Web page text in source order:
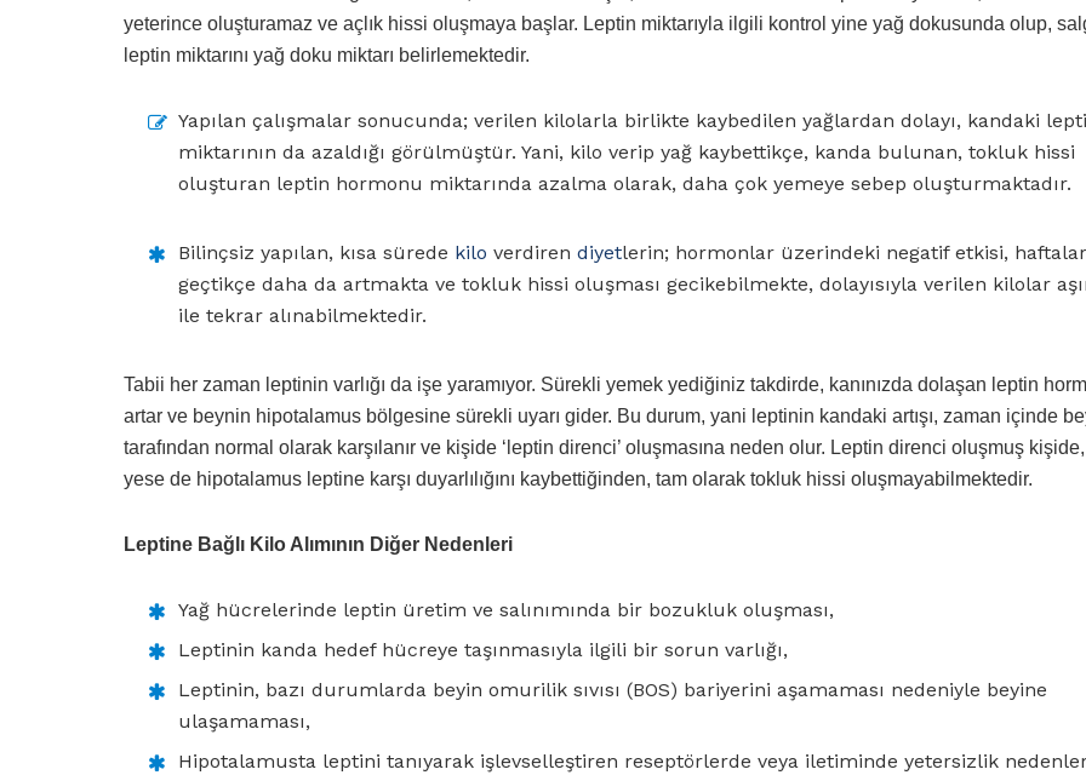
yeterince oluşturamaz ve açlık hissi oluşmaya başlar. Leptin miktarıyla ilgili kontrol yine yağ dokusunda olup,
leptin miktarını yağ doku miktarı belirlemektedir.
Yapılan çalışmalar sonucunda; verilen kilolarla birlikte kaybedilen yağlardan dolayı, kandaki
miktarının da azaldığı görülmüştür. Yani, kilo verip yağ kaybettikçe, kanda bulunan, tokluk hissi
oluşturan leptin hormonu miktarında azalma olarak, daha çok yemeye sebep oluşturmaktadır.
Bilinçsiz yapılan, kısa sürede kilo verdiren diyetlerin; hormonlar üzerindeki negatif etkisi, haftalar
geçtikçe daha da artmakta ve tokluk hissi oluşması gecikebilmekte, dolayısıyla verilen kilolar
ile tekrar alınabilmektedir.
Tabii her zaman leptinin varlığı da işe yaramıyor. Sürekli yemek yediğiniz takdirde, kanınızda dolaşan leptin
artar ve beynin hipotalamus bölgesine sürekli uyarı gider. Bu durum, yani leptinin kandaki artışı, zaman içinde
tarafından normal olarak karşılanır ve kişide ‘leptin direnci’ oluşmasına neden olur. Leptin direnci oluşmuş
yese de hipotalamus leptine karşı duyarlılığını kaybettiğinden, tam olarak tokluk hissi oluşmayabilmektedir.
Leptine Bağlı Kilo Alımının Diğer Nedenleri
Yağ hücrelerinde leptin üretim ve salınımında bir bozukluk oluşması,
Leptinin kanda hedef hücreye taşınmasıyla ilgili bir sorun varlığı,
Leptinin, bazı durumlarda beyin omurilik sıvısı (BOS) bariyerini aşamaması nedeniyle beyine
ulaşamaması,
Hipotalamusta leptini tanıyarak işlevselleştiren reseptörlerde veya iletiminde yetersizlik